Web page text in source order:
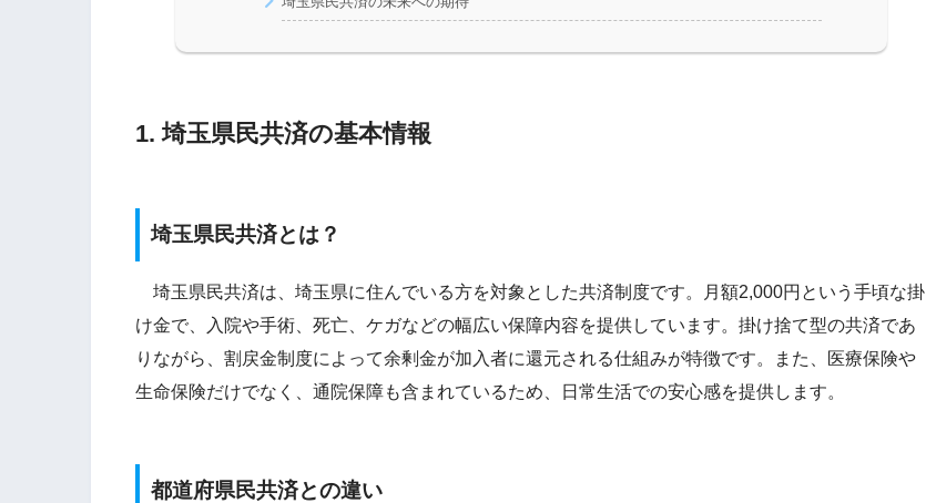
1. 埼玉県民共済の基本情報
埼玉県民共済とは？
埼玉県民共済は、埼玉県に住んでいる方を対象とした共済制度です。月額2,000円という手頃な掛
け金で、入院や手術、死亡、ケガなどの幅広い保障内容を提供しています。掛け捨て型の共済であ
りながら、割戻金制度によって余剰金が加入者に還元される仕組みが特徴です。また、医療保険や
生命保険だけでなく、通院保障も含まれているため、日常生活での安心感を提供します。
都道府県民共済との違い